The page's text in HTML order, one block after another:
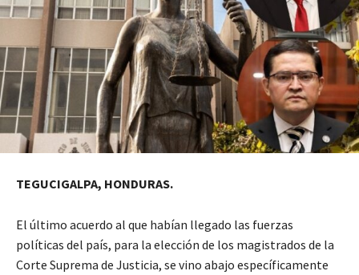
TEGUCIGALPA, HONDURAS.
El último acuerdo al que habían llegado las fuerzas
políticas del país, para la elección de los magistrados de la
Corte Suprema de Justicia, se vino abajo específicamente